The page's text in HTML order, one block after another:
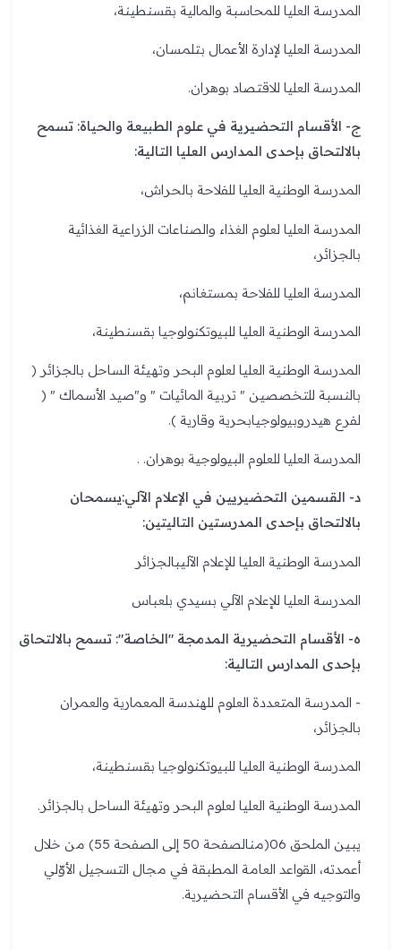
المدرسة العليا للمحاسبة والمالية بقسنطينة،
المدرسة العليا لإدارة الأعمال بتلمسان،
المدرسة العليا للاقتصاد بوهران.
ج- الأقسام التحضيرية في علوم الطبيعة والحياة: تسمح
بالالتحاق بإحدى المدارس العليا التالية:
المدرسة الوطنية العليا للفلاحة بالحراش،
المدرسة العليا لعلوم الغذاء والصناعات الزراعية الغذائية
بالجزائر،
المدرسة العليا للفلاحة بمستغانم،
المدرسة الوطنية العليا للبيوتكنولوجيا بقسنطينة،
المدرسة الوطنية العليا لعلوم البحر وتهيئة الساحل بالجزائر (
بالنسبة للتخصصين " تربية المائيات " و"صيد الأسماك " (
لفرع هيدروبيولوجيابحرية وقارية ).
المدرسة العليا للعلوم البيولوجية بوهران. .
د- القسمين التحضيريين في الإعلام الآلي:يسمحان
بالالتحاق بإحدى المدرستين التاليتين:
المدرسة الوطنية العليا للإعلام الآليبالجزائر
المدرسة العليا للإعلام الآلي بسيدي بلعباس
ه- الأقسام التحضيرية المدمجة "الخاصة": تسمح بالالتحاق
بإحدى المدارس التالية:
- المدرسة المتعددة العلوم للهندسة المعمارية والعمران
بالجزائر،
المدرسة الوطنية العليا للبيوتكنولوجيا بقسنطينة،
المدرسة الوطنية العليا لعلوم البحر وتهيئة الساحل بالجزائر.
يبين الملحق 06(منالصفحة 50 إلى الصفحة 55) من خلال
أعمدته، القواعد العامة المطبقة في مجال التسجيل الأوّلي
والتوجيه في الأقسام التحضيرية.